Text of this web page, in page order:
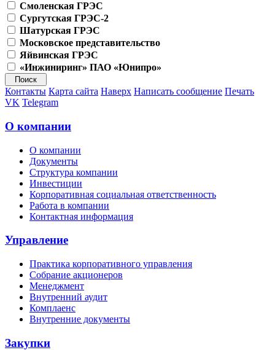
Смоленская ГРЭС
Сургутская ГРЭС-2
Шатурская ГРЭС
Московское представительство
Яйвинская ГРЭС
«Инжиниринг» ПАО «Юнипро»
Контакты Карта сайта Наверх Написать сообщение Печать
VK Telegram
О компании
О компании
Документы
Структура компании
Инвестиции
Корпоративная социальная ответственность
Работа в компании
Контактная информация
Управление
Практика корпоративного управления
Собрание акционеров
Менеджмент
Внутренний аудит
Комплаенс
Внутренние документы
Закупки